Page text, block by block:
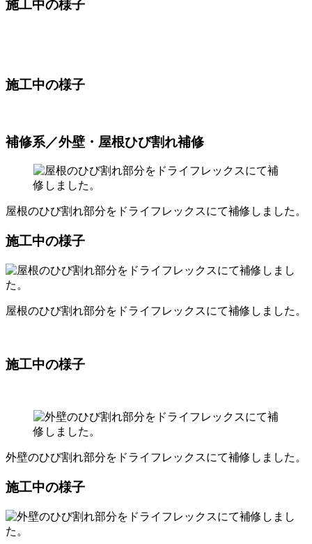
施工中の様子
施工中の様子
補修系／外壁・屋根ひび割れ補修
屋根のひび割れ部分をドライフレックスにて補修しました。
施工中の様子
屋根のひび割れ部分をドライフレックスにて補修しました。
施工中の様子
外壁のひび割れ部分をドライフレックスにて補修しました。
施工中の様子